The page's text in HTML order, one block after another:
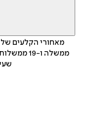
מאחורי הקלעים
ממשלה ו-